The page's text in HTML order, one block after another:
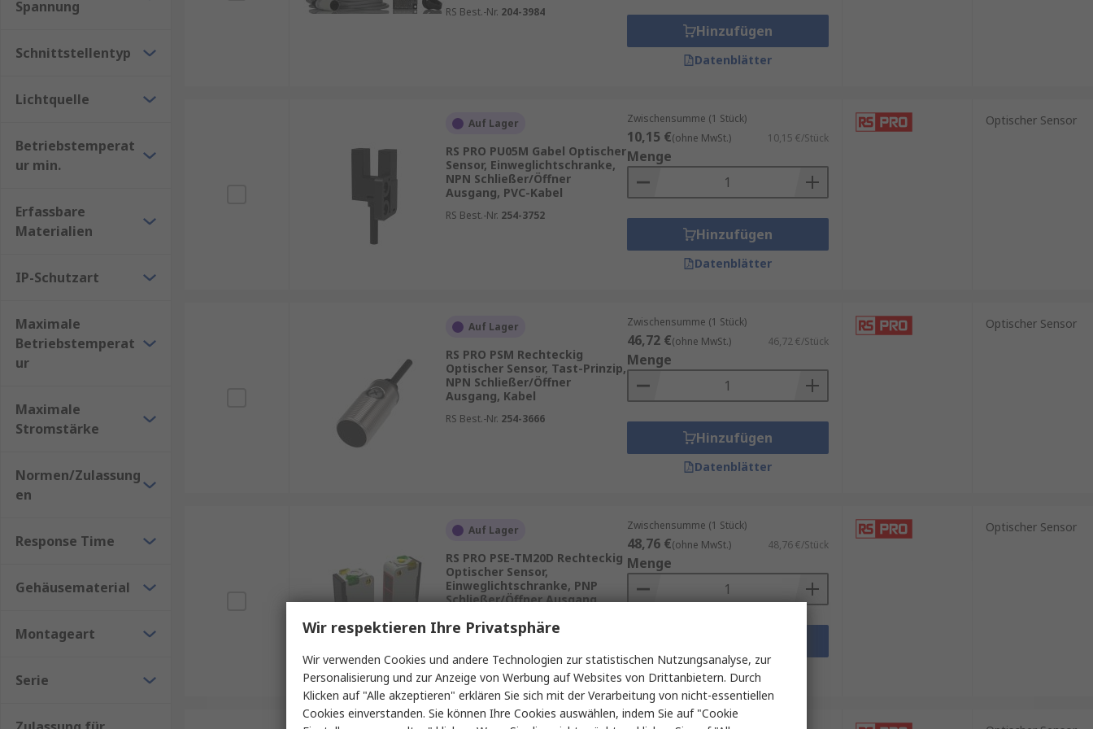
Spannung
Schnittstellentyp
Lichtquelle
Betriebstemperat
ur min.
Erfassbare
Materialien
IP-Schutzart
Maximale
Betriebstemperat
ur
Maximale
Stromstärke
Normen/Zulassung
en
Response Time
Gehäusematerial
Montageart
Serie
RS Best.-Nr. 204-3984
Hinzufügen
Datenblätter
Auf Lager
RS PRO PU05M Gabel Optischer
Sensor, Einweglichtschranke,
NPN Schließer/Öffner
Ausgang, PVC-Kabel
RS Best.-Nr. 254-3752
Zwischensumme (1 Stück)
10,15 €(ohne MwSt.) 10,15 €/Stück
Menge
Hinzufügen
Datenblätter
Optischer Sensor
Auf Lager
RS PRO PSM Rechteckig
Optischer Sensor, Tast-Prinzip,
NPN Schließer/Öffner
Ausgang, Kabel
RS Best.-Nr. 254-3666
Zwischensumme (1 Stück)
46,72 €(ohne MwSt.) 46,72 €/Stück
Menge
Hinzufügen
Datenblätter
Optischer Sensor
Auf Lager
RS PRO PSE-TM20D Rechteckig
Optischer Sensor,
Einweglichtschranke, PNP
Schließer/Öffner Ausgang,
RS Best.-Nr.254-3650
Zwischensumme (1 Stück)
48,76 €(ohne MwSt.) 48,76 €/Stück
Menge
Datenblätter
Optischer Sensor
Wir respektieren Ihre Privatsphäre
Wir verwenden Cookies und andere Technologien zur statistischen Nutzungsanalyse, zur
Personalisierung und zur Anzeige von Werbung auf Websites von Drittanbietern. Durch
Klicken auf "Alle akzeptieren" erklären Sie sich mit der Verarbeitung von nicht-essentiellen
Cookies einverstanden. Sie können Ihre Cookies auswählen, indem Sie auf "Cookie